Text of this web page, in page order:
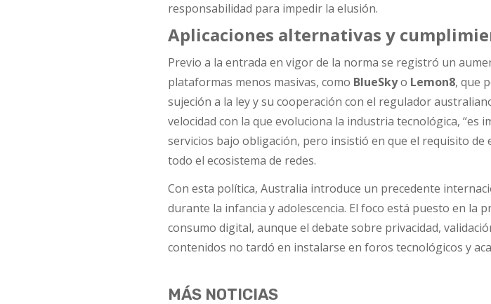
responsabilidad para impedir la elusión.
Aplicaciones alternativas y
Previo a la entrada en vigor de la norma se registró un
plataformas menos masivas, como BlueSkyo Lemon8, que
sujeción a la ley y su cooperación con el regulador
velocidad con la que evoluciona la industria tecnológica, “es
servicios bajo obligación, pero insistió en que el requisito de
todo el ecosistema de redes.
Con esta política, Australia introduce un precedente
durante la infancia y adolescencia. El foco está puesto en la
consumo digital, aunque el debate sobre privacidad,
contenidos no tardó en instalarse en foros tecnológicos y
MÁS NOTICIAS